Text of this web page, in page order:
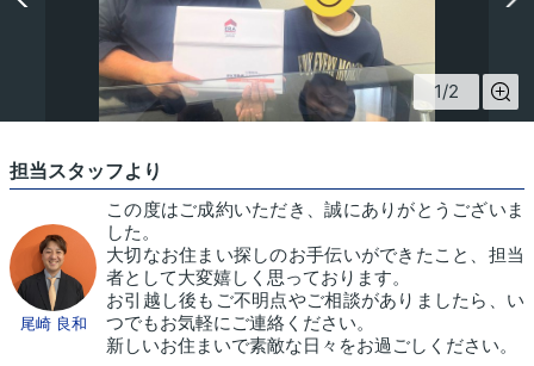
1/2
担当スタッフより
尾崎 良和
この度はご成約いただき、誠にありがとうございま
した。
大切なお住まい探しのお手伝いができたこと、担当
者として大変嬉しく思っております。
お引越し後もご不明点やご相談がありましたら、い
つでもお気軽にご連絡ください。
新しいお住まいで素敵な日々をお過ごしください。